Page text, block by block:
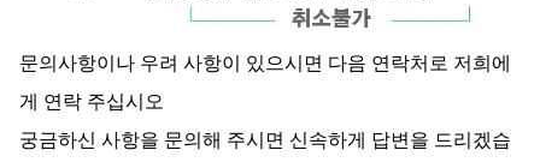
문의사항이나 우려 사항이 있으시면 다음 연락처로 저희에
게 연락 주십시오
궁금하신 사항을 문의해 주시면 신속하게 답변을 드리겠습